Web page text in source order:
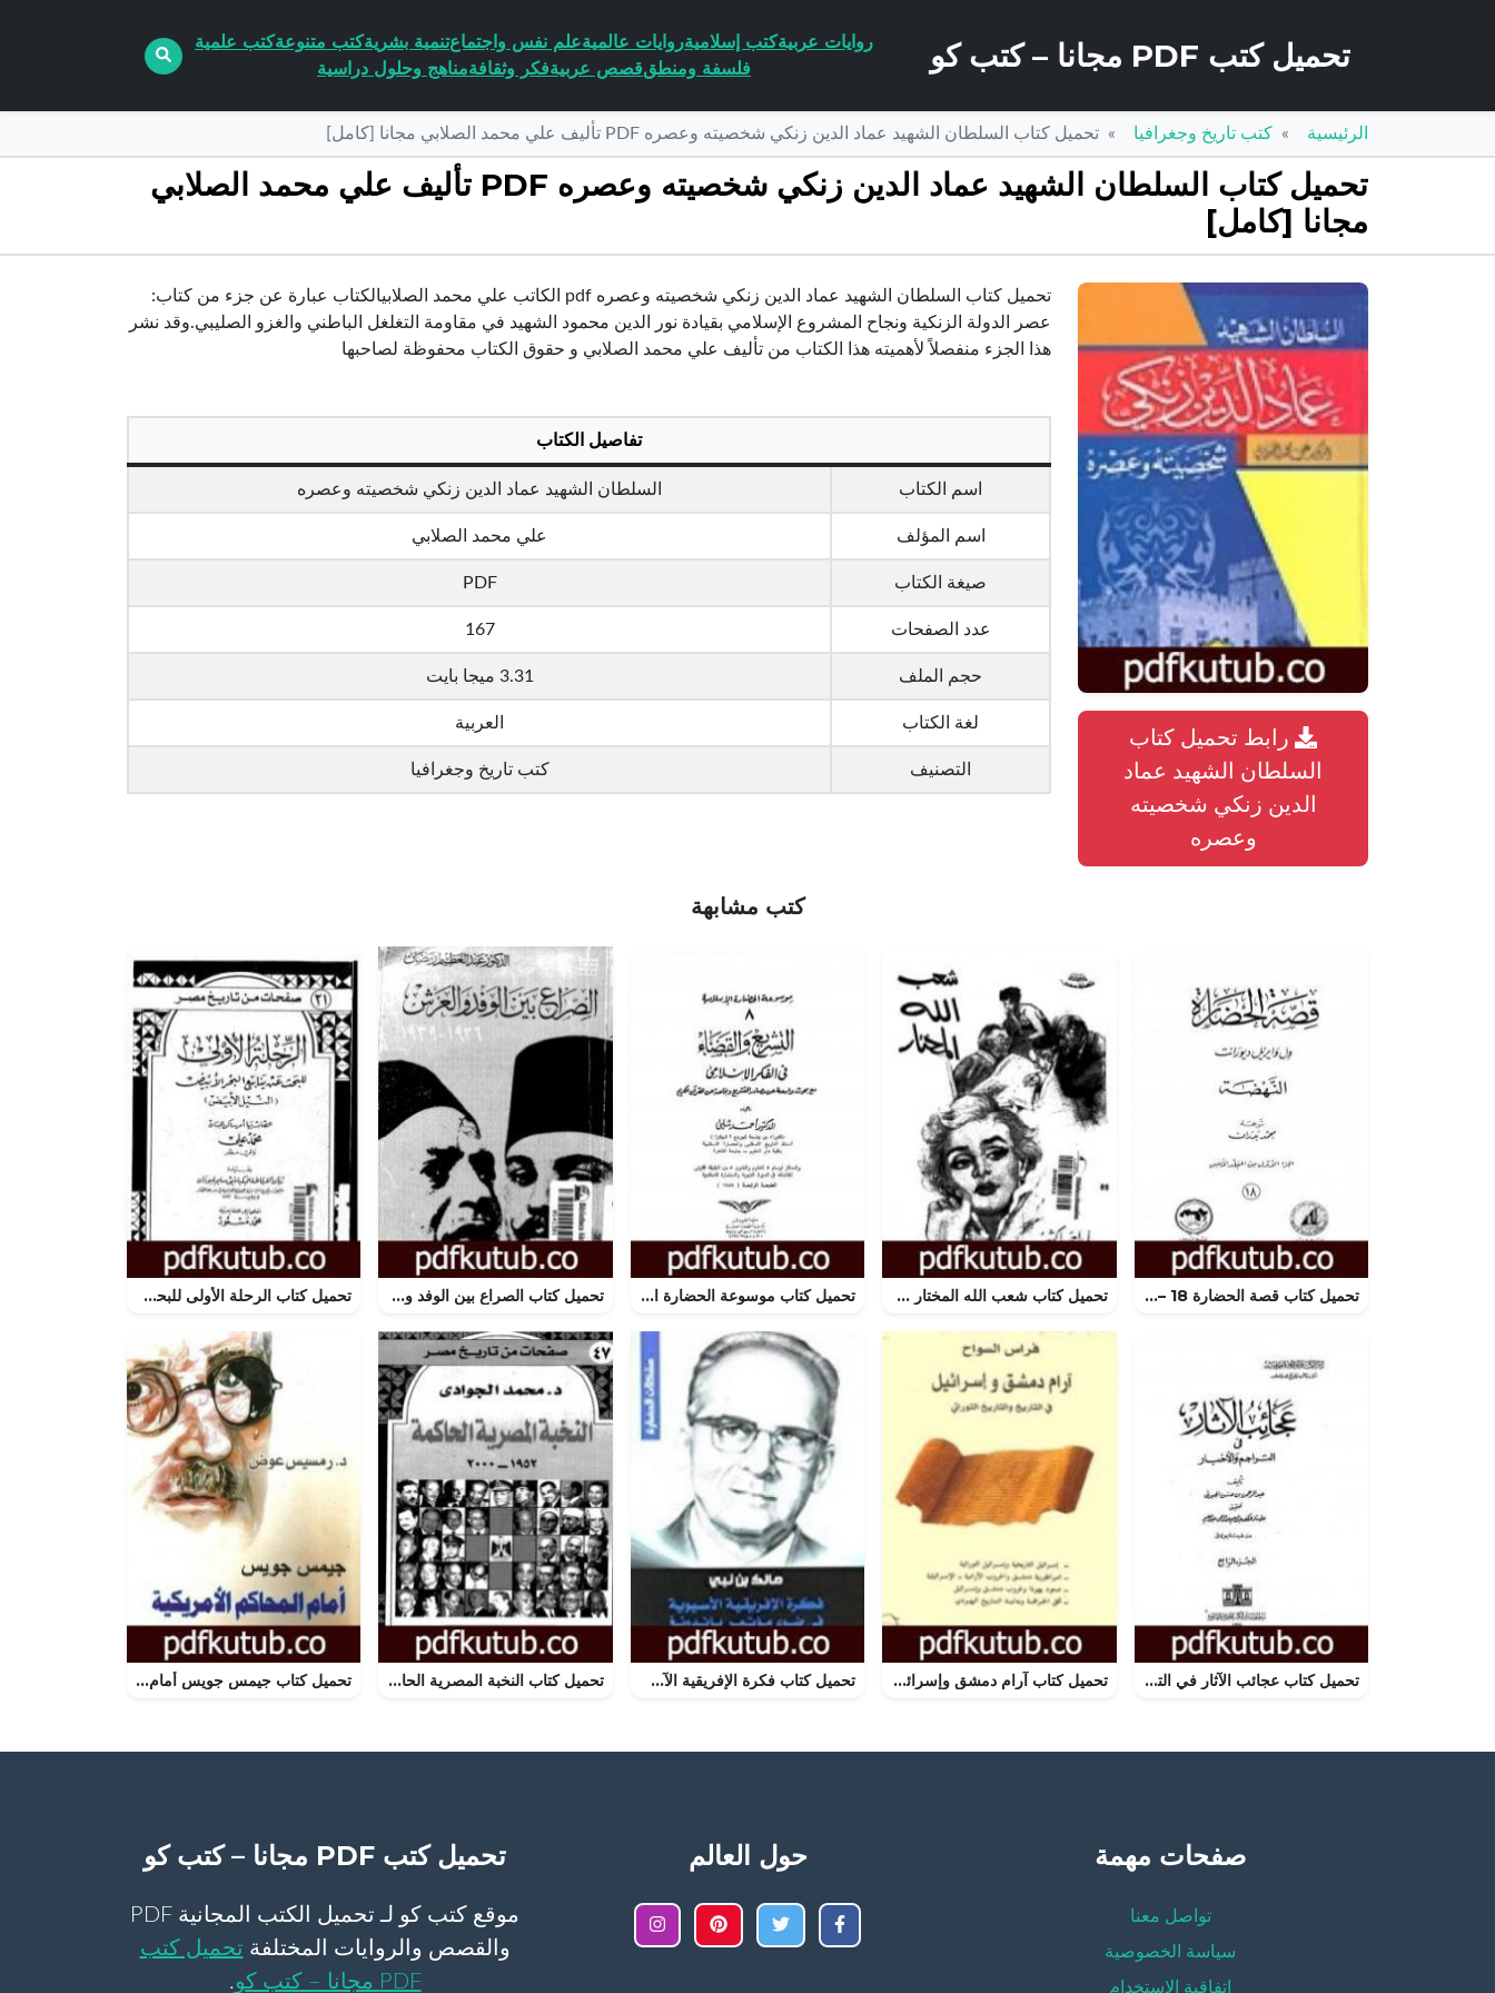
تحميل كتب PDF مجانا – كتب كو روايات عربيةكتب إسلاميةروايات عالميةعلم نفس واجتماعتنمية بشريةكتب متنوعةكتب علمية
فلسفة ومنطققصص عربيةفكر وثقافةمناهج وحلول دراسية
الرئيسية كتب تاريخ وجغرافيا تحميل كتاب السلطان الشهيد عماد الدين زنكي شخصيته وعصره PDF تأليف علي محمد الصلابي مجانا [كامل]
تحميل كتاب السلطان الشهيد عماد الدين زنكي شخصيته وعصره PDF تأليف علي محمد الصلابي
مجانا [كامل]
رابط تحميل كتاب
السلطان الشهيد عماد
الدين زنكي شخصيته
وعصره
تحميل كتاب السلطان الشهيد عماد الدين زنكي شخصيته وعصره pdf الكاتب علي محمد الصلابيالكتاب عبارة عن جزء من كتاب:
عصر الدولة الزنكية ونجاح المشروع الإسلامي بقيادة نور الدين محمود الشهيد في مقاومة التغلغل الباطني والغزو الصليبي.وقد نشر
هذا الجزء منفصلاً لأهميته هذا الكتاب من تأليف علي محمد الصلابي و حقوق الكتاب محفوظة لصاحبها
تفاصيل الكتاب
اسم الكتاب السلطان الشهيد عماد الدين زنكي شخصيته وعصره
اسم المؤلف علي محمد الصلابي
صيغة الكتاب PDF
عدد الصفحات 167
حجم الملف 3.31 ميجا بايت
لغة الكتاب العربية
التصنيف كتب تاريخ وجغرافيا
كتب مشابهة
تحميل كتاب قصة الحضارة 18 – المجلد الخامس – ج1: النهضة PDF تأليف ول ديورانت مجانا [كامل] تحميل كتاب شعب الله المختار PDF تأليف علي أحمد باكثير مجانا [كامل] تحميل كتاب موسوعة الحضارة الإسلامية – الجزء الثامن PDF تأليف أحمد شلبي مجانا [كامل] تحميل كتاب الصراع بين الوفد والعرش 1936-1939 PDF تأليف عبد العظيم رمضان مجانا [كامل] تحميل كتاب الرحلة الأولى للبحث عن ينابيع البحر الأبيض – النيل الأبيض PDF تأليف مجموعة من المؤلفين مجانا [كامل]
تحميل كتاب عجائب الآثار في التراجم والأخبار – الجزء الرابع PDF تأليف عبد الرحمن الجبرتي مجانا [كامل] تحميل كتاب آرام دمشق وإسرائيل في التاريخ والتاريخ التوراتي PDF تأليف فراس السواح مجانا [كامل] تحميل كتاب فكرة الإفريقية الآسيوية في ضوء مؤتمر باندونغ PDF تأليف مالك بن نبي مجانا [كامل] تحميل كتاب النخبة المصرية الحاكمة 1952 – 2000 PDF تأليف محمد الجوادي مجانا [كامل] تحميل كتاب جيمس جويس أمام المحاكم الأمريكية PDF تأليف رمسيس عوض مجانا [كامل]
صفحات مهمة
تواصل معنا
سياسة الخصوصية
إتفاقية الإستخدام
حول العالم تحميل كتب PDF مجانا – كتب كو
موقع كتب كو لـ تحميل الكتب المجانية PDF
والقصص والروايات المختلفة تحميل كتب
PDF مجانا – كتب كو
.